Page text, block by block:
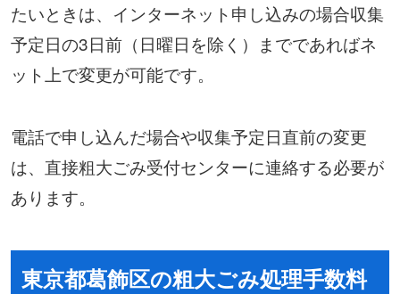
たいときは、インターネット申し込みの場合収集
予定日の3日前（日曜日を除く）までであればネ
ット上で変更が可能です。
電話で申し込んだ場合や収集予定日直前の変更
は、直接粗大ごみ受付センターに連絡する必要が
あります。
東京都葛飾区の粗大ごみ処理手数料